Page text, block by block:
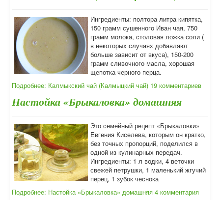
Ингредиенты: полтора литра кипятка,
150 грамм сушенного Иван чая, 750
грамм молока, столовая ложка соли (
в некоторых случаях добавляют
больше зависит от вкуса), 150-200
грамм сливочного масла, хорошая
щепотка черного перца.
Подробнее: Калмыкский чай (Калмыцкий чай) 19 комментариев
Настойка «Брыкаловка» домашняя
Это семейный рецепт «Брыкаловки»
Евгения Киселева, которым он кратко,
без точных пропорций, поделился в
одной из кулинарных передач.
Ингредиенты: 1 л водки, 4 веточки
свежей петрушки, 1 маленький жгучий
перец, 1 зубок чеснока
Подробнее: Настойка «Брыкаловка» домашняя 4 комментария